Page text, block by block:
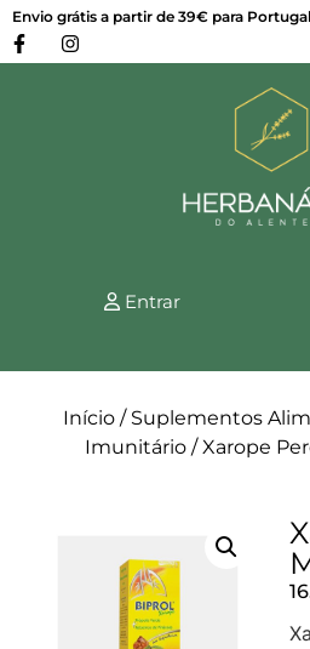
Envio grátis a partir de 39€ para
Entrar
Início / Suplementos
Imunitário / Xarope